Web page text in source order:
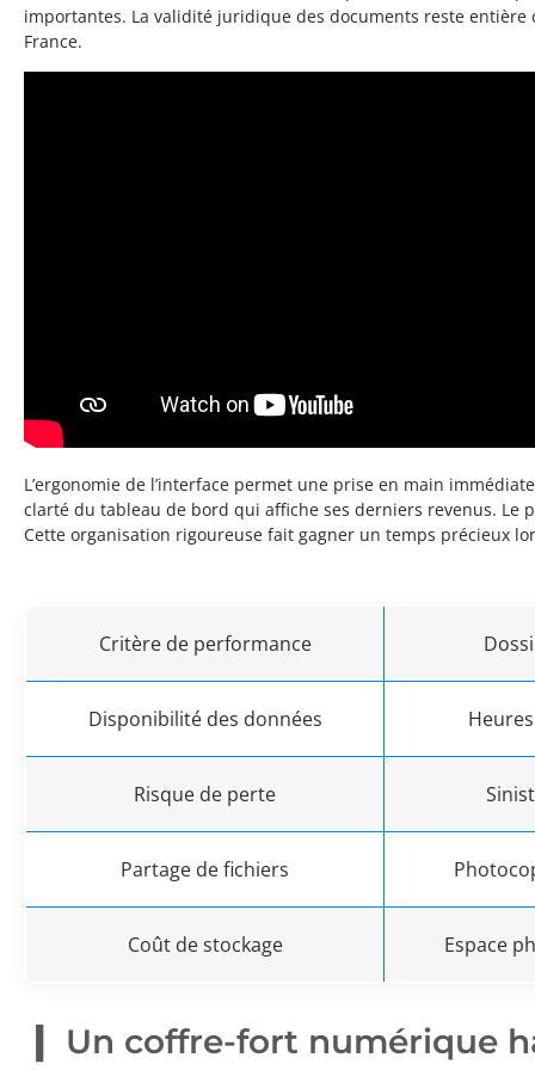
importantes. La validité juridique des documents reste
France.
L’ergonomie de l’interface permet une prise en main
clarté du tableau de bord qui affiche ses derniers revenus.
Cette organisation rigoureuse fait gagner un temps précieux
Critère de performance
Disponibilité des données
Risque de perte
Partage de fichiers
Coût de stockage Espace
Un coffre-fort numérique